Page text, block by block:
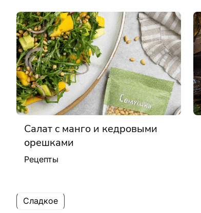
Салат с манго и кедровыми
орешками
Рецепты
Сладкое